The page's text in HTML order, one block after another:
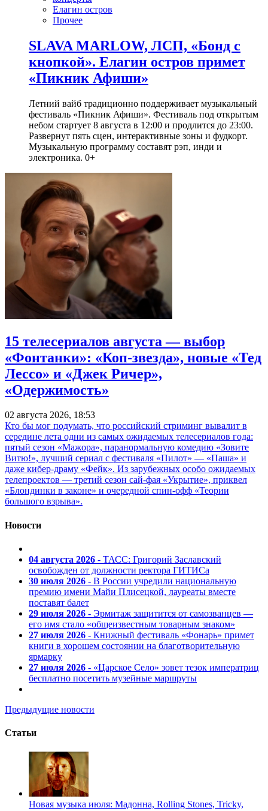
Елагин остров
Прочее
SLAVA MARLOW, ЛСП, «Бонд с
кнопкой». Елагин остров примет
«Пикник Афиши»
Летний вайб традиционно поддерживает музыкальный
фестиваль «Пикник Афиши». Фестиваль под открытым
небом стартует 8 августа в 12:00 и продлится до 23:00.
Развернут пять сцен, интерактивные зоны и фудкорт.
Музыкальную программу составят рэп, инди и
электроника. 0+
15 телесериалов августа — выбор
«Фонтанки»: «Коп-звезда», новые «Тед
Лессо» и «Джек Ричер»,
«Одержимость»
02 августа 2026, 18:53
Кто бы мог подумать, что российский стриминг вывалит в
середине лета одни из самых ожидаемых телесериалов года:
пятый сезон «Мажора», паранормальную комедию «Зовите
Витю!», лучший сериал с фестиваля «Пилот» — «Паша» и
даже кибер-драму «Фейк». Из зарубежных особо ожидаемых
телепроектов — третий сезон сай-фая «Укрытие», приквел
«Блондинки в законе» и очередной спин-офф «Теории
большого взрыва».
Новости
04 августа 2026 - ТАСС: Григорий Заславский
освобожден от должности ректора ГИТИСа
30 июля 2026 - В России учредили национальную
премию имени Майи Плисецкой, лауреаты вместе
поставят балет
29 июля 2026 - Эрмитаж защитится от самозванцев —
его имя стало «общеизвестным товарным знаком»
27 июля 2026 - Книжный фестиваль «Фонарь» примет
книги в хорошем состоянии на благотворительную
ярмарку
27 июля 2026 - «Царское Село» зовет тезок императриц
бесплатно посетить музейные маршруты
Предыдущие новости
Статьи
Новая музыка июля: Мадонна, Rolling Stones, Tricky,